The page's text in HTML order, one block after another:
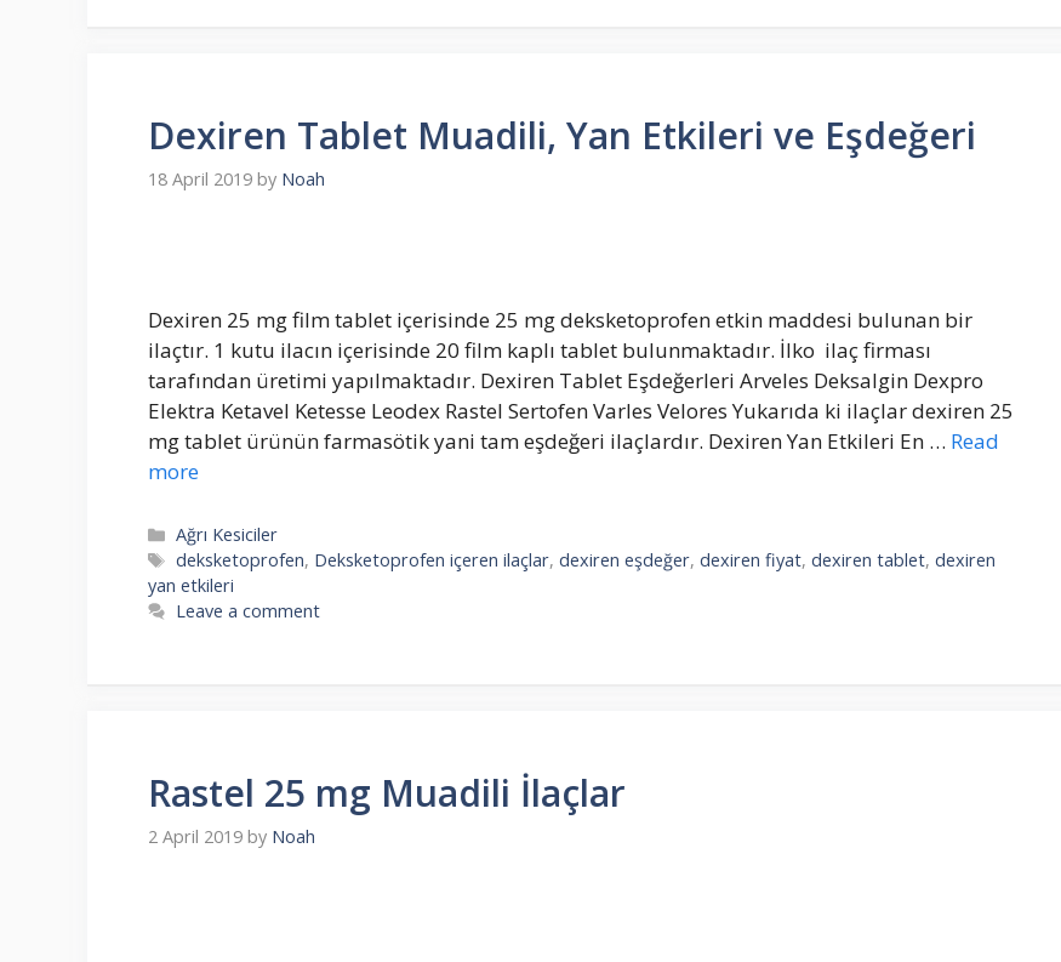
Dexiren Tablet Muadili, Yan Etkileri ve Eşdeğeri
18 April 2019 by Noah
Dexiren 25 mg film tablet içerisinde 25 mg deksketoprofen etkin maddesi bulunan bir
ilaçtır. 1 kutu ilacın içerisinde 20 film kaplı tablet bulunmaktadır. İlko ilaç firması
tarafından üretimi yapılmaktadır. Dexiren Tablet Eşdeğerleri Arveles Deksalgin Dexpro
Elektra Ketavel Ketesse Leodex Rastel Sertofen Varles Velores Yukarıda ki ilaçlar dexiren 25
mg tablet ürünün farmasötik yani tam eşdeğeri ilaçlardır. Dexiren Yan Etkileri En … Read
more
Categories
Ağrı Kesiciler
Tags
deksketoprofen, Deksketoprofen içeren ilaçlar,dexiren eşdeğer,dexiren fiyat,dexiren tablet,dexiren
yan etkileri
Leave a comment
Rastel 25 mg Muadili İlaçlar
2 April 2019 by Noah